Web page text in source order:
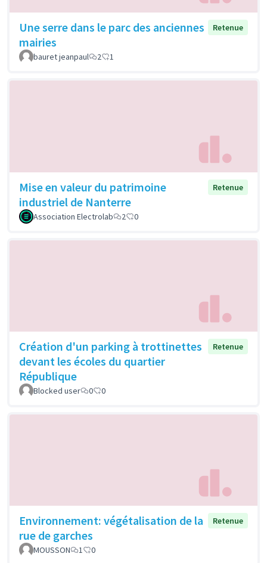
Une serre dans le parc des anciennes
mairies
Retenue
bauret jeanpaul 2 1
Mise en valeur du patrimoine
industriel de Nanterre
Retenue
Association Electrolab 2 0
Création d'un parking à trottinettes
devant les écoles du quartier
République
Retenue
Blocked user 0 0
Environnement: végétalisation de la
rue de garches
Retenue
MOUSSON 1 0